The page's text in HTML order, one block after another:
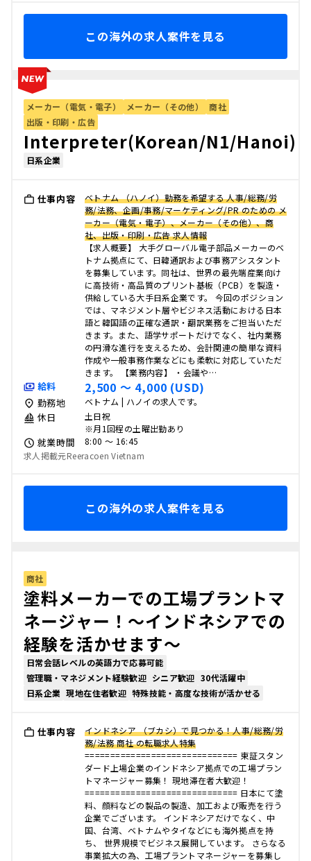
この海外の求人案件を見る
メーカー（電気・電子） メーカー（その他）
商社
出版・印刷・広告
Interpreter(Korean/N1/Hanoi)
日系企業
仕事内容
ベトナム （ハノイ）勤務を希望する 人事/総務/労
務/法務、企画/事務/マーケティング/PR のための メ
ーカー（電気・電子）、メーカー（その他）、商
社、出版・印刷・広告 求人情報
【求人概要】 大手グローバル電子部品メーカーのベ
トナム拠点にて、日韓通訳および事務アシスタント
を募集しています。同社は、世界の最先端産業向け
に高技術・高品質のプリント基板（PCB）を製造・
供給している大手日系企業です。 今回のポジション
では、マネジメント層やビジネス活動における日本
語と韓国語の正確な通訳・翻訳業務をご担当いただ
きます。また、語学サポートだけでなく、社内業務
の円滑な進行を支えるため、会計関連の簡単な資料
作成や一般事務作業などにも柔軟に対応していただ
きます。 【業務内容】 ・会議や…
給料 2,500 〜 4,000 (USD)
勤務地 ベトナム | ハノイの求人です。
休日
土日祝
※月1回程の土曜出勤あり
就業時間
8:00 〜 16:45
求人掲載元Reeracoen Vietnam
この海外の求人案件を見る
商社
塗料メーカーでの工場プラントマ
ネージャー！〜インドネシアでの
経験を活かせます〜
日常会話レベルの英語力で応募可能
管理職・マネジメント経験歓迎 シニア歓迎 30代活躍中
日系企業 現地在住者歓迎 特殊技能・高度な技術が活かせる
仕事内容
インドネシア （ブカシ）で見つかる！人事/総務/労
務/法務 商社 の転職求人特集
============================== 東証スタン
ダード上場企業のインドネシア拠点での工場プラン
トマネージャー募集！ 現地滞在者大歓迎！
============================== 日本にて塗
料、顔料などの製品の製造、加工および販売を行う
企業でございます。 インドネシアだけでなく、中
国、台湾、ベトナムやタイなどにも海外拠点を持
ち、 世界規模でビジネス展開しています。 さらなる
事業拡大の為、工場プラントマネージャーを募集し